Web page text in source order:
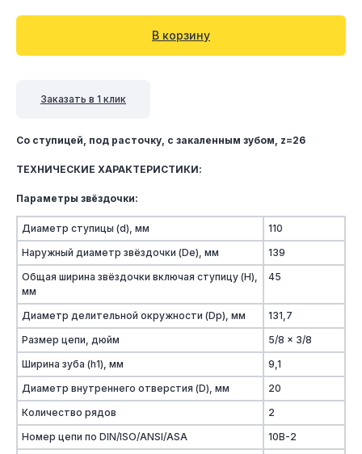
В корзину
Заказать в 1 клик
Со ступицей, под расточку, c закаленным зубом, z=26
ТЕХНИЧЕСКИЕ ХАРАКТЕРИСТИКИ:
Параметры звёздочки:
Диаметр ступицы (d), мм
110
Наружный диаметр звёздочки (De), мм
139
Общая ширина звёздочки включая ступицу (H),
мм
45
Диаметр делительной окружности (Dp), мм
131,7
Размер цепи, дюйм
5/8 x 3/8
Ширина зуба (h1), мм
9,1
Диаметр внутреннего отверстия (D), мм
20
Количество рядов
2
Номер цепи по DIN/ISO/ANSI/ASA
10B-2